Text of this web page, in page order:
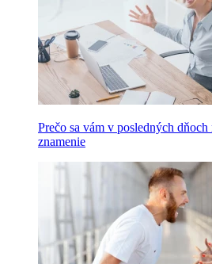
Prečo sa vám v posledných
znamenie